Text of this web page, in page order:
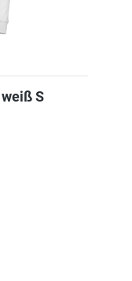
Hoodie Daiber 8023 Damen weiß S